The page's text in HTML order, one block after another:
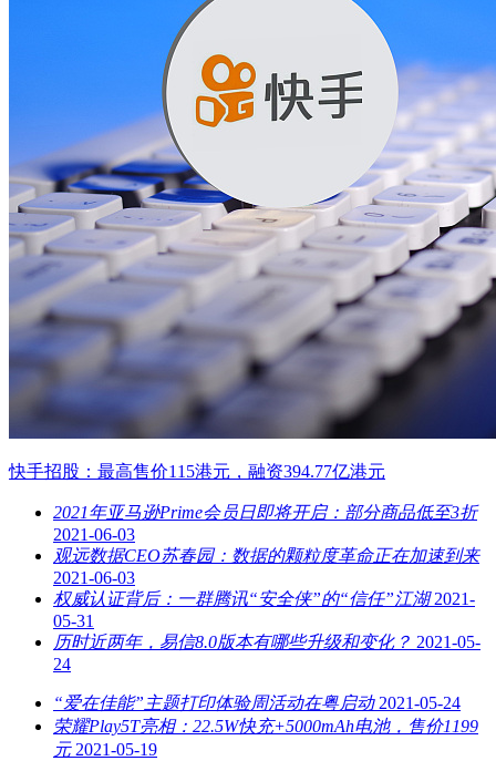
快手招股：最高售价115港元，融资394.77亿港元
2021年亚马逊Prime会员日即将开启：部分商品低至3折
2021-06-03
观远数据CEO苏春园：数据的颗粒度革命正在加速到来
2021-06-03
权威认证背后：一群腾讯“安全侠”的“信任”江湖 2021-
05-31
历时近两年，易信8.0版本有哪些升级和变化？ 2021-05-
24
“爱在佳能”主题打印体验周活动在粤启动 2021-05-24
荣耀Play5T亮相：22.5W快充+5000mAh电池，售价1199
元 2021-05-19